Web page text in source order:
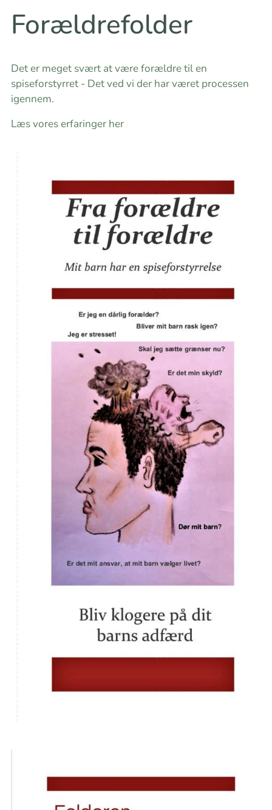
Forældrefolder
Det er meget svært at være forældre til en
spiseforstyrret - Det ved vi der har været processen
igennem.
Læs vores erfaringer her